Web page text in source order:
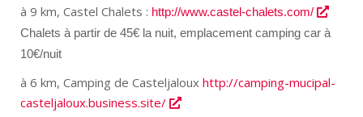
à 9 km, Castel Chalets : http://www.castel-chalets.com/
Chalets à partir de 45€ la nuit, emplacement camping car à
10€/nuit
à 6 km, Camping de Casteljaloux http://camping-mucipal-
casteljaloux.business.site/